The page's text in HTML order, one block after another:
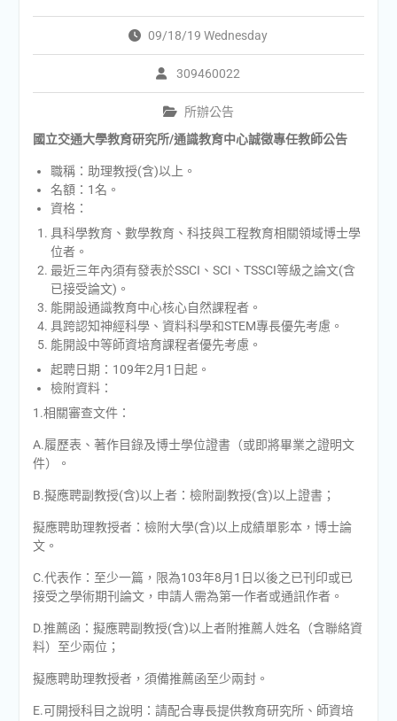
09/18/19 Wednesday
309460022
所辦公告
國立交通大學教育研究所/通識教育中心誠徵專任教師公告
職稱：助理教授(含)以上。
名額：1名。
資格：
具科學教育、數學教育、科技與工程教育相關領域博士學
位者。
最近三年內須有發表於SSCI、SCI、TSSCI等級之論文(含
已接受論文)。
能開設通識教育中心核心自然課程者。
具跨認知神經科學、資料科學和STEM專長優先考慮。
能開設中等師資培育課程者優先考慮。
起聘日期：109年2月1日起。
檢附資料：
1.相關審查文件：
A.履歷表、著作目錄及博士學位證書（或即將畢業之證明文
件）。
B.擬應聘副教授(含)以上者：檢附副教授(含)以上證書；
擬應聘助理教授者：檢附大學(含)以上成績單影本，博士論
文。
C.代表作：至少一篇，限為103年8月1日以後之已刊印或已
接受之學術期刊論文，申請人需為第一作者或通訊作者。
D.推薦函：擬應聘副教授(含)以上者附推薦人姓名（含聯絡資
料）至少兩位；
擬應聘助理教授者，須備推薦函至少兩封。
E.可開授科目之說明：請配合專長提供教育研究所、師資培